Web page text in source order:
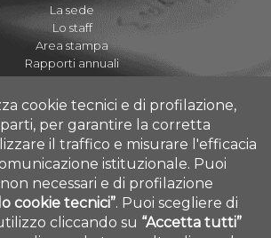
La sede
Lo staff
Area stampa
Rapporti annuali
Regolamenti
Quaderni del Museo
Journal of Paleopathology
didattiche A.S. 2020-2021
Cookie settings
cookie tecnici e di profilazione,
per garantire la corretta
il traffico e misurare l'efficacia
istituzionale. Puoi
necessari e di profilazione
cookie tecnici”. Puoi scegliere di
cliccando su “Accetta tutti”